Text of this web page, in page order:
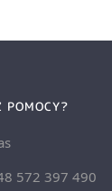
POMOCY?
572 397 490